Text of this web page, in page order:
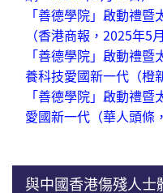
「善德學院」啟動禮
（香港商報，2025年5
「善德學院」啟動禮
養科技愛國新一代 （橙
「善德學院」啟動禮
愛國新一代 （華人頭條，
與中國香港傷殘人士